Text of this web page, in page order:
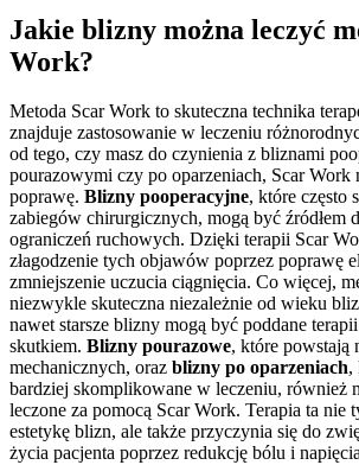
Jakie blizny można leczyć
Work?
Metoda Scar Work to skuteczna technika
znajduje zastosowanie w leczeniu
od tego, czy masz do czynienia z bliznami
pourazowymi czy po oparzeniach, Scar Work
poprawę. Blizny pooperacyjne, które często
zabiegów chirurgicznych, mogą być źródłem
ograniczeń ruchowych. Dzięki terapii Scar
złagodzenie tych objawów poprzez poprawę
zmniejszenie uczucia ciągnięcia. Co więcej,
niezwykle skuteczna niezależnie od wieku
nawet starsze blizny mogą być poddane
skutkiem. Blizny pourazowe, które powstają
mechanicznych, oraz blizny po oparzeniach,
bardziej skomplikowane w leczeniu, również
leczone za pomocą Scar Work. Terapia ta nie
estetykę blizn, ale także przyczynia się do
życia pacjenta poprzez redukcję bólu i